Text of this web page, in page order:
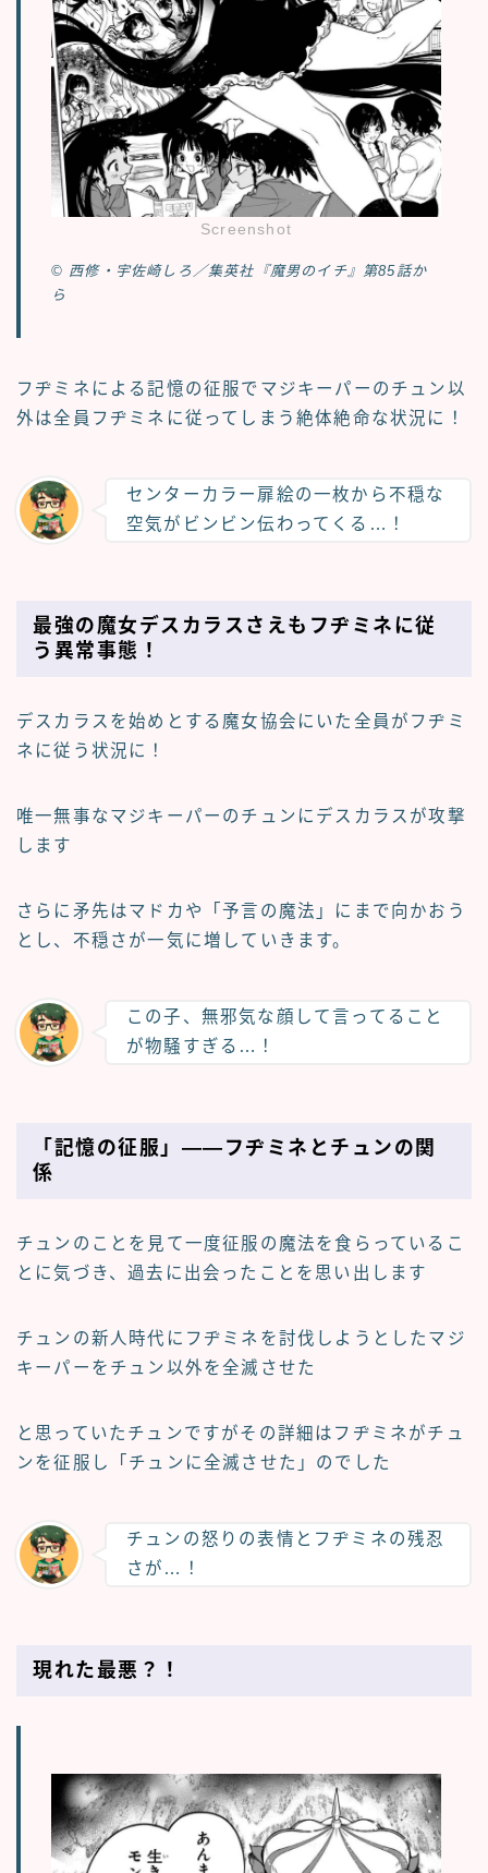
Screenshot
© 西修・宇佐崎しろ／集英社『魔男のイチ』第85話か
ら
フヂミネによる記憶の征服でマジキーパーのチュン以
外は全員フヂミネに従ってしまう絶体絶命な状況に！
センターカラー扉絵の一枚から不穏な
空気がビンビン伝わってくる…！
最強の魔女デスカラスさえもフヂミネに従
う異常事態！
デスカラスを始めとする魔女協会にいた全員がフヂミ
ネに従う状況に！
唯一無事なマジキーパーのチュンにデスカラスが攻撃
します
さらに矛先はマドカ や 「予言の魔法」 にまで向かおう
とし、不穏さが一気に増していきます。
この子、無邪気な顔して言ってること
が物騒すぎる…！
「記憶の征服」――フヂミネとチュンの関
係
チュンのことを見て一度征服の魔法を食らっているこ
とに気づき、過去に出会ったことを思い出します
チュンの新人時代にフヂミネを討伐しようとしたマジ
キーパーをチュン以外を全滅させた
と思っていたチュンですがその詳細はフヂミネがチュ
ンを征服し「チュンに全滅させた」のでした
チュンの怒りの表情とフヂミネの残忍
さが…！
現れた最悪？！